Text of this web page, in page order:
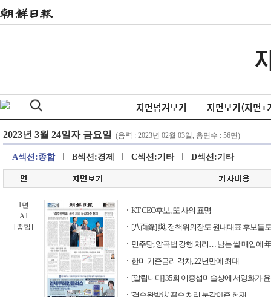
지면넘겨보기 지면보기(지면+
A섹션:종합 B섹션:경제 C섹션:기타 D섹션:기타
1면
A1
[종합]
KT CEO후보, 또 사의 표명
[八面鋒] 與, 정책위의장도 원내대표 후보들
민주당, 양곡법 강행 처리… 남는 쌀 매입에
한미 기준금리 격차, 22년만에 최대
[알립니다] 35회 이중섭미술상에 서양화가
'검수완박法' 꼼수 처리 눈감아준 헌재